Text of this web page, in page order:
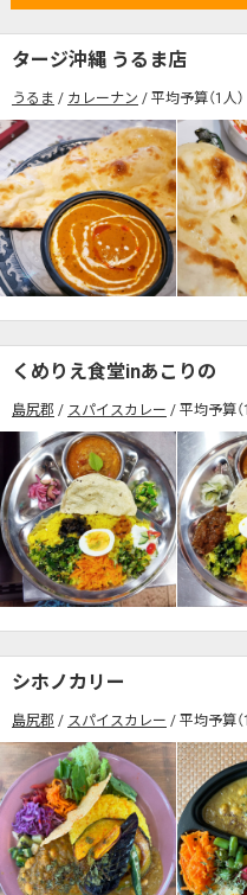
カレーのジ
無料駐車場あり 1
モーニングあり ラ
年中無休 5名以上の
デリバリー対応 禁
カウンター席あり テ
カレー専門店 辛さ
カード決済可 電子
#本日のカレー見た！で特
検
カレーのジ
席の予約可 駅から
無料駐車場あり 1
モーニングあり ラ
年中無休 5名以上の
デリバリー対応 禁
カウンター席あり
テラス席ペット可
カレー専門店 辛さ
キッズメニューあり
カード決済可 電子
#本日のカレー見た！で特
タージ沖縄 うるま店
うるま カレーナン 平均予算（1人
くめりえ食堂inあこりの
島尻郡 スパイスカレー 平均予算
シホノカリー
島尻郡 スパイスカレー 平均予算